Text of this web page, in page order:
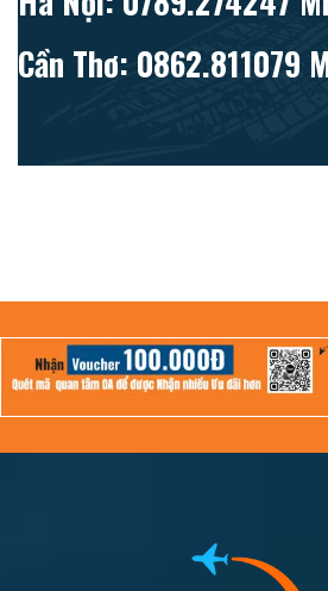
Cần Thơ: 0862.811079